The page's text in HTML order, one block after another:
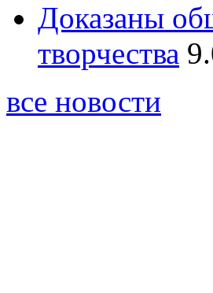
Доказаны
творчества
все новости